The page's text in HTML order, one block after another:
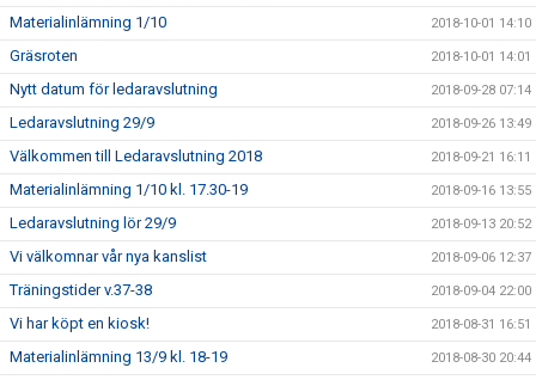
Materialinlämning 1/10 2018-10-01 14:10
Gräsroten 2018-10-01 14:01
Nytt datum för ledaravslutning 2018-09-28 07:14
Ledaravslutning 29/9 2018-09-26 13:49
Välkommen till Ledaravslutning 2018 2018-09-21 16:11
Materialinlämning 1/10 kl. 17.30-19 2018-09-16 13:55
Ledaravslutning lör 29/9 2018-09-13 20:52
Vi välkomnar vår nya kanslist 2018-09-06 12:37
Träningstider v.37-38 2018-09-04 22:00
Vi har köpt en kiosk! 2018-08-31 16:51
Materialinlämning 13/9 kl. 18-19 2018-08-30 20:44